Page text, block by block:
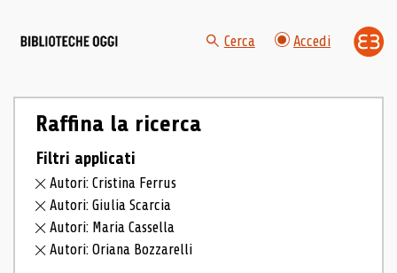
Cerca Accedi
Raffina la ricerca
Filtri applicati
Autori: Cristina Ferrus
Autori: Giulia Scarcia
Autori: Maria Cassella
Autori: Oriana Bozzarelli